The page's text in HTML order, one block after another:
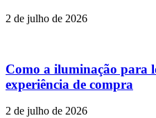
2 de julho de 2026
Como a iluminação para
experiência de compra
2 de julho de 2026